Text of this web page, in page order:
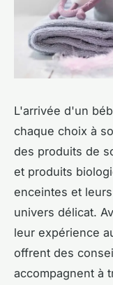
L'arrivée d'un
chaque choix à
des produits de
et produits
enceintes et
univers délicat.
leur expérience
offrent des
accompagnent à